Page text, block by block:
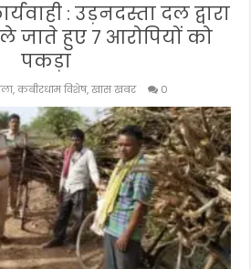
: उड़नदस्ता दल द्वारा
हुए 7 आरोपियों को
पकड़ा
,कबीरधाम विशेष,खास खबर 0